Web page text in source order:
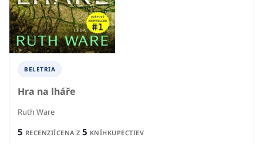
BELETRIA
Hra na lháře
Ruth Ware
5 RECENZIÍCENA Z 5 KNÍHKUPECTIEV